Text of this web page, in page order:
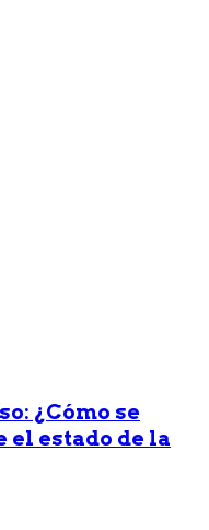
¿Cómo se
el estado de la